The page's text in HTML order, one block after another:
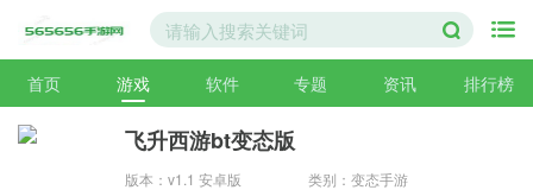
首页 游戏 软件 专题 资讯 排行榜
飞升西游bt变态版
版本：v1.1 安卓版
类别：变态手游